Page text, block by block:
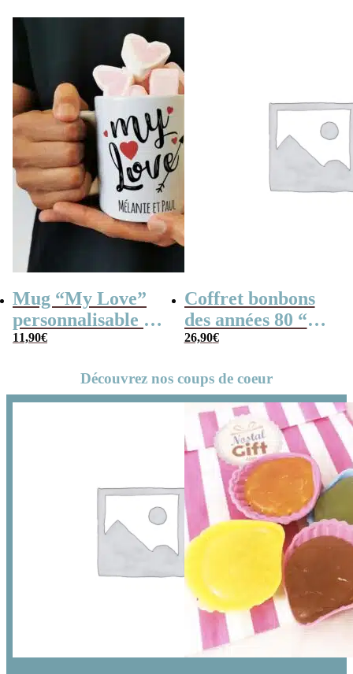
x10
Mug “My Love”
personnalisable et
ses guimauves
11,90€
Coffret bonbons
des années 80 “Vos
Prénoms”(Boîte
personnalisé
26,90€
Découvrez nos coups de coeur